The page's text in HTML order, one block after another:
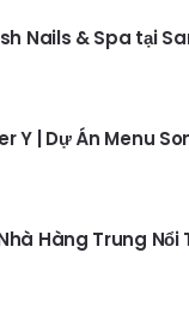
Nails & Spa tại
Y | Dự Án Menu
Hàng Trung Nổi